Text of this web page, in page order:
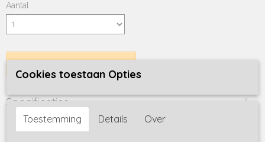
Aantal
IN WINKELWAGEN
Specificaties
Productcode
Omschrijving
Cookies toestaan Opties
Toestemming Details Over